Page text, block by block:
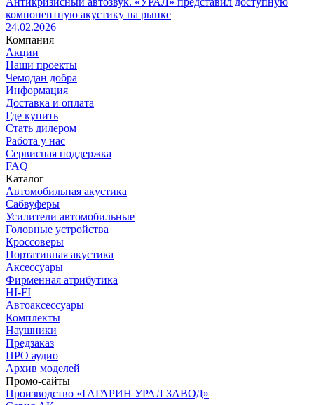
компонентную акустику на рынке
24.02.2026
Компания
Акции
Наши проекты
Чемодан добра
Информация
Доставка и оплата
Где купить
Стать дилером
Работа у нас
Сервисная поддержка
FAQ
Каталог
Автомобильная акустика
Сабвуферы
Усилители автомобильные
Головные устройства
Кроссоверы
Портативная акустика
Аксессуары
Фирменная атрибутика
HI-FI
Автоаксессуары
Комплекты
Наушники
Предзаказ
ПРО аудио
Архив моделей
Промо-сайты
Производство «ГАГАРИН УРАЛ ЗАВОД»